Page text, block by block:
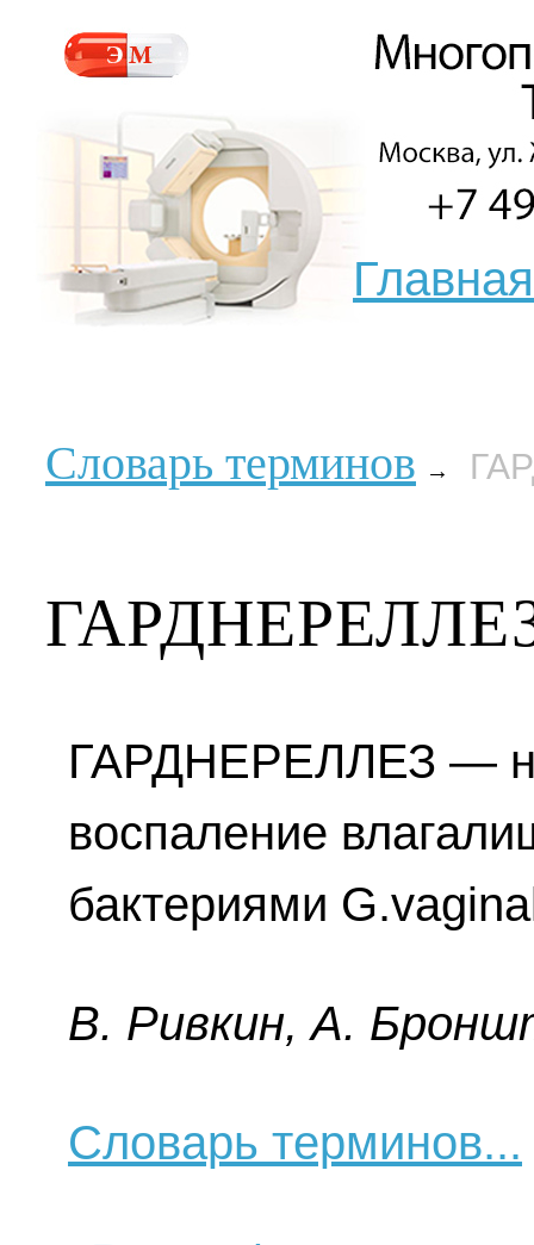
Главная
Словарь терминов →
ГАРДНЕРЕЛЛЕЗ —
воспаление
бактериями
B. Pивкин, A.
Словарь терминов...